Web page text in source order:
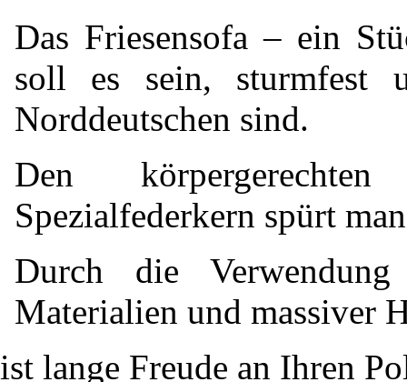
Das Friesensofa – ein
soll es sein, sturmfest
Norddeutschen sind.
Den
Spezialfederkern spürt
Durch die Verwendung
Materialien und massiver
ist lange Freude an Ihren